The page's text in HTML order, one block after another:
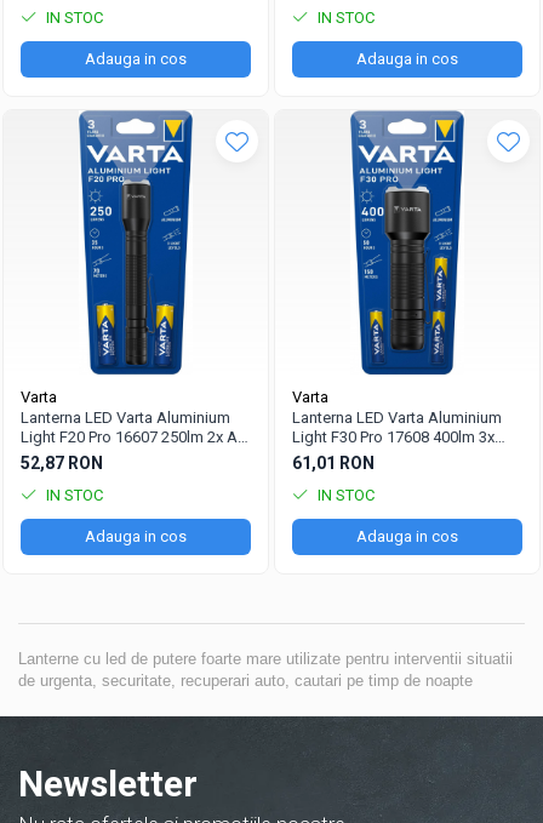
IN STOC
Adauga in cos
IN STOC
Adauga in cos
Varta
Lanterna LED Varta Aluminium
Light F20 Pro 16607 250lm 2x AA
incluse
52,87 RON
IN STOC
Adauga in cos
Varta
Lanterna LED Varta Aluminium
Light F30 Pro 17608 400lm 3x
AAA incluse
61,01 RON
IN STOC
Adauga in cos
Lanterne cu led de putere foarte mare utilizate pentru interventii situatii
de urgenta, securitate, recuperari auto, cautari pe timp de noapte
Newsletter